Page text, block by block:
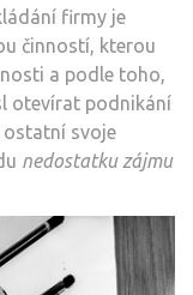
firmy je
činností, kterou
a podle toho,
otevírat podnikání
svoje
nedostatku zájmu